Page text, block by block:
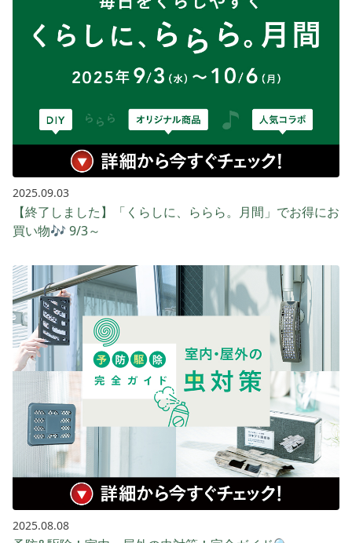
2025.09.03
【終了しました】「くらしに、ららら。月間」でお得にお
買い物🎶 9/3～
2025.08.08